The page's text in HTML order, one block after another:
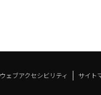
ウェブアクセシビリティ サイト